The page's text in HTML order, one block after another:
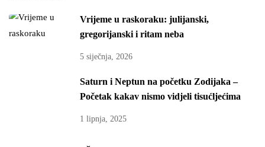
Vrijeme u raskoraku: julijanski,
gregorijanski i ritam neba
5 siječnja, 2026
Saturn i Neptun na početku Zodijaka –
Početak kakav nismo vidjeli tisućljećima
1 lipnja, 2025